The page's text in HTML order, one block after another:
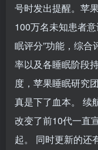
号时发出提醒。苹
100万名未知患者
眠评分”功能，综
率以及各睡眠阶段
度，苹果睡眠研究
真是下了血本。 续
改变了前10代一直
起。 同时更新的还